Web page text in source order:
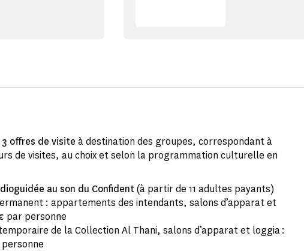
3 offres de visite à destination des groupes, correspondant à
de visites, au choix et selon la programmation culturelle en
au son du Confident(à partir de 11 adultes payants)
: appartements des intendants, salons d’apparat et
par personne
de la Collection Al Thani, salons d’apparat et loggia :
personne